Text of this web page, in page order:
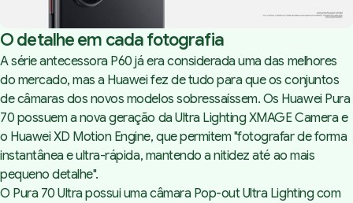
O detalhe em cada fotografia
A série antecessora P60 já era considerada uma das melhores
do mercado, mas a Huawei fez de tudo para que os conjuntos
de câmaras dos novos modelos sobressaíssem. Os Huawei Pura
70 possuem a nova geração da Ultra Lighting XMAGE Camera e
o Huawei XD Motion Engine, que permitem "fotografar de forma
instantânea e ultra-rápida, mantendo a nitidez até ao mais
pequeno detalhe".
O Pura 70 Ultra possui uma câmara Pop-out Ultra Lighting com